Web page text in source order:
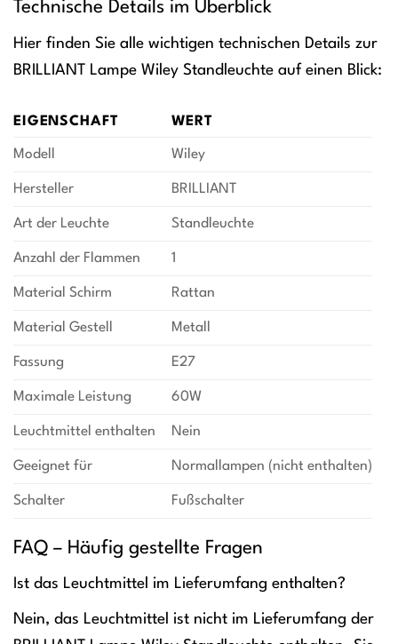
Technische Details im Überblick
Hier finden Sie alle wichtigen technischen Details zur
BRILLIANT Lampe Wiley Standleuchte auf einen Blick:
EIGENSCHAFT WERT
Modell Wiley
Hersteller BRILLIANT
Art der Leuchte Standleuchte
Anzahl der Flammen 1
Material Schirm Rattan
Material Gestell Metall
Fassung E27
Maximale Leistung 60W
Leuchtmittel enthalten Nein
Geeignet für Normallampen (nicht enthalten)
Schalter Fußschalter
FAQ – Häufig gestellte Fragen
Ist das Leuchtmittel im Lieferumfang enthalten?
Nein, das Leuchtmittel ist nicht im Lieferumfang der